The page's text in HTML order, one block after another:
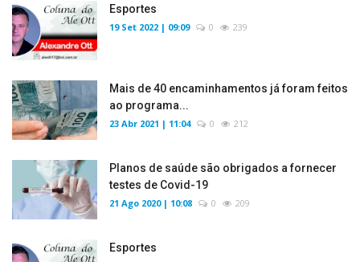
Esportes
19 Set 2022 | 09:09 0 239
Mais de 40 encaminhamentos já foram feitos
ao programa...
23 Abr 2021 | 11:04 0 212
Planos de saúde são obrigados a fornecer
testes de Covid-19
21 Ago 2020 | 10:08 0 209
Esportes